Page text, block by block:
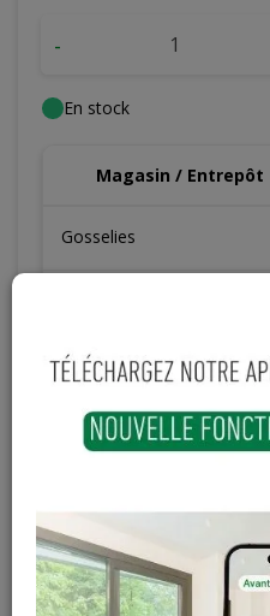
-
En stock
Magasin / Entrepôt
Gosselies
Cuesmes
Contactez Diffusion
Les teintes, nuances et
varier par rapport au produit